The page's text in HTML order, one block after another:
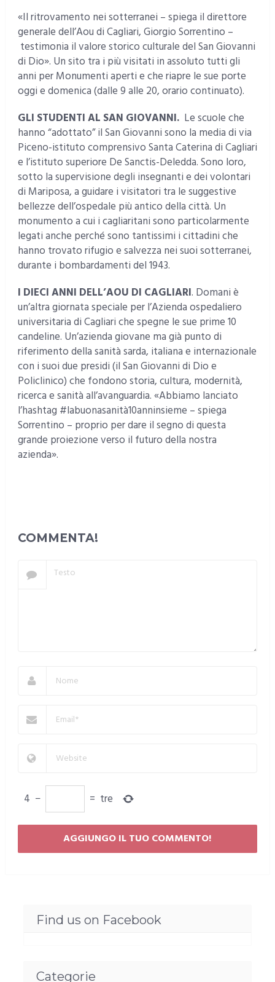
«Il ritrovamento nei sotterranei – spiega il direttore
generale dell’Aou di Cagliari, Giorgio Sorrentino –
testimonia il valore storico culturale del San Giovanni
di Dio». Un sito tra i più visitati in assoluto tutti gli
anni per Monumenti aperti e che riapre le sue porte
oggi e domenica (dalle 9 alle 20, orario continuato).
GLI STUDENTI AL SAN GIOVANNI.Le scuole che
hanno “adottato” il San Giovanni sono la media di via
Piceno-istituto comprensivo Santa Caterina di Cagliari
e l’istituto superiore De Sanctis-Deledda. Sono loro,
sotto la supervisione degli insegnanti e dei volontari
di Mariposa, a guidare i visitatori tra le suggestive
bellezze dell’ospedale più antico della città. Un
monumento a cui i cagliaritani sono particolarmente
legati anche perché sono tantissimi i cittadini che
hanno trovato rifugio e salvezza nei suoi sotterranei,
durante i bombardamenti del 1943.
I DIECI ANNI DELL’AOU DI CAGLIARI. Domani è
un’altra giornata speciale per l’Azienda ospedaliero
universitaria di Cagliari che spegne le sue prime 10
candeline. Un’azienda giovane ma già punto di
riferimento della sanità sarda, italiana e internazionale
con i suoi due presidi (il San Giovanni di Dio e
Policlinico) che fondono storia, cultura, modernità,
ricerca e sanità all’avanguardia. «Abbiamo lanciato
l’hashtag #labuonasanità10anninsieme – spiega
Sorrentino – proprio per dare il segno di questa
grande proiezione verso il futuro della nostra
azienda».
COMMENTA!
4 − = tre
Find us on Facebook
Categorie